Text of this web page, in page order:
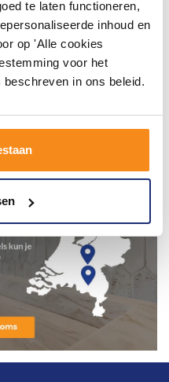
te laten functioneren,
inhoud en
op 'Alle cookies
voor het
in ons beleid.